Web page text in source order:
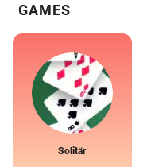
GAMES
Solitär